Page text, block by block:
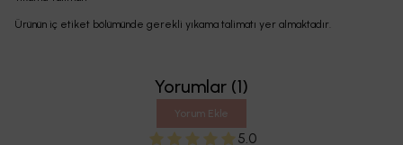
Ürünün iç etiket bölümünde gerekli yıkama talimatı yer almaktadır.
Yorumlar (1)
Yorum Ekle
5.0